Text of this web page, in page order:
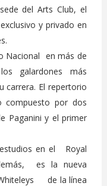
del Arts Club, el
y privado en
Nacional en más de
galardones más
carrera. El repertorio
compuesto por dos
Paganini y el primer
estudios en el Royal
es la nueva
de la línea